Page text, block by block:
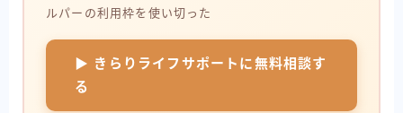
ルパーの利用枠を使い切った
▶ きらりライフサポートに無料相談す
る